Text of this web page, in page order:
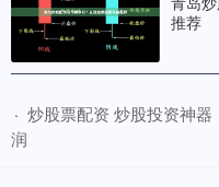
推荐
· 炒股票配资 炒股投资神
润